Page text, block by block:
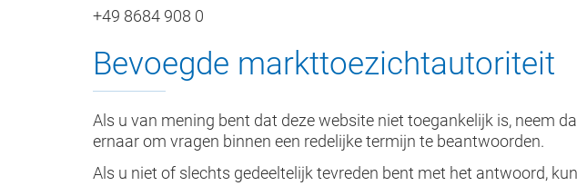
+49 8684 908 0
Bevoegde markttoezichtautoriteit
Als u van mening bent dat deze website niet toegankelijk is, neem
ernaar om vragen binnen een redelijke termijn te beantwoorden.
Als u niet of slechts gedeeltelijk tevreden bent met het antwoord,